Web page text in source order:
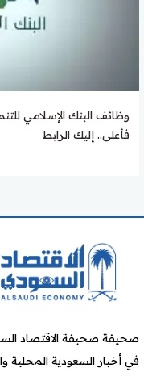
فأعلى.. إليك الرابط
صحيفة صحيفة الاقتصاد
في أخبار السعودية المحلية